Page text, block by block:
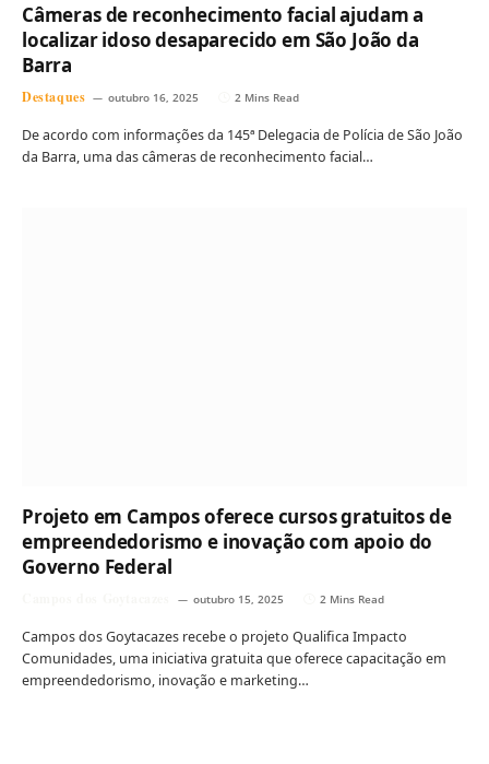
Câmeras de reconhecimento facial ajudam a
localizar idoso desaparecido em São João da
Barra
Destaques outubro 16, 2025 2 Mins Read
De acordo com informações da 145ª Delegacia de Polícia de São João
da Barra, uma das câmeras de reconhecimento facial…
Projeto em Campos oferece cursos gratuitos de
empreendedorismo e inovação com apoio do
Governo Federal
outubro 15, 2025 2 Mins Read
Campos dos Goytacazes recebe o projeto Qualifica Impacto
Comunidades, uma iniciativa gratuita que oferece capacitação em
empreendedorismo, inovação e marketing…